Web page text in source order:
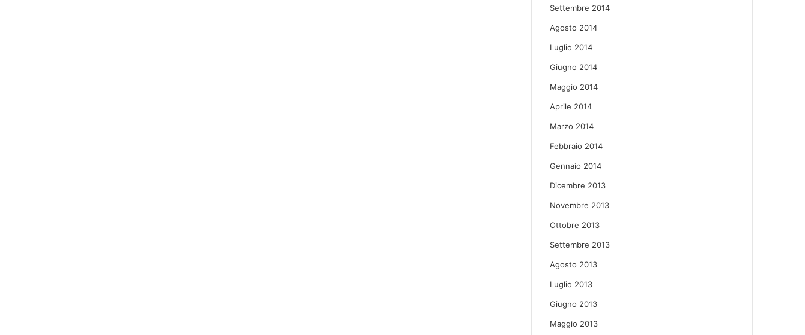
Settembre 2014
Agosto 2014
Luglio 2014
Giugno 2014
Maggio 2014
Aprile 2014
Marzo 2014
Febbraio 2014
Gennaio 2014
Dicembre 2013
Novembre 2013
Ottobre 2013
Settembre 2013
Agosto 2013
Luglio 2013
Giugno 2013
Maggio 2013